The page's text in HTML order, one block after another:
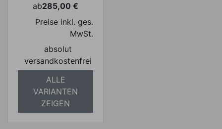
ab
Preis
285,00 €
Preise inkl. ges.
MwSt.
absolut
versandkostenfrei
ALLE
VARIANTEN
ZEIGEN